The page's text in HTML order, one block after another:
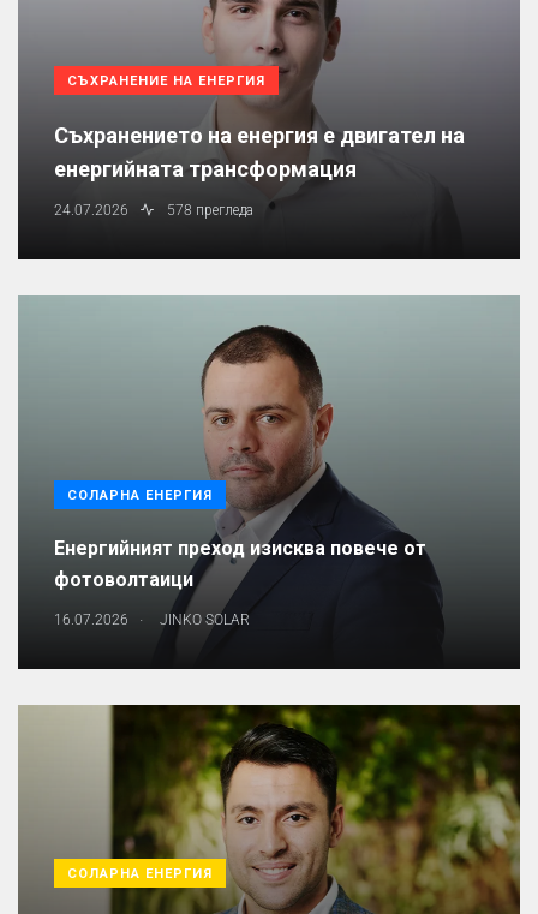
СЪХРАНЕНИЕ НА ЕНЕРГИЯ
Съхранението на енергия е двигател на
енергийната трансформация
24.07.2026 578 прегледа
СОЛАРНА ЕНЕРГИЯ
Енергийният преход изисква повече от
фотоволтаици
16.07.2026 . JINKO SOLAR
СОЛАРНА ЕНЕРГИЯ